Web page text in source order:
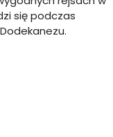
się podczas